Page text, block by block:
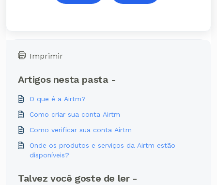
Imprimir
Artigos nesta pasta -
O que é a Airtm?
Como criar sua conta Airtm
Como verificar sua conta Airtm
Onde os produtos e serviços da Airtm estão
disponíveis?
Talvez você goste de ler -